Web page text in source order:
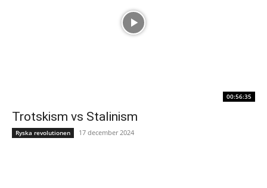
00:56:35
Trotskism vs Stalinism
Ryska revolutionen 17 december 2024